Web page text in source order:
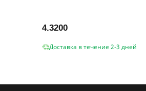
4.3200
Доставка в течение 2-3 дней